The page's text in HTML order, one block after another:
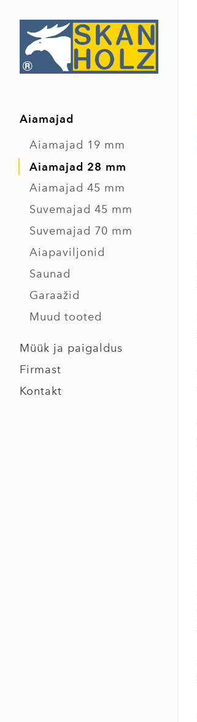
Aiamajad
Aiamajad 19 mm
Aiamajad 28 mm
Aiamajad 45 mm
Suvemajad 45 mm
Suvemajad 70 mm
Aiapaviljonid
Saunad
Garaažid
Muud tooted
Müük ja paigaldus
Firmast
Kontakt